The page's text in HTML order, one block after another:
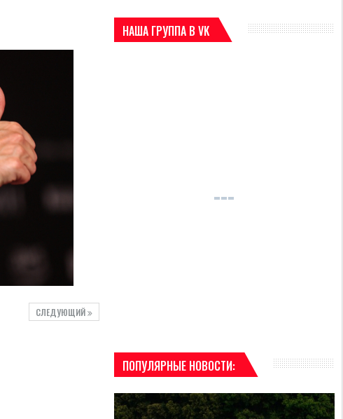
СЛЕДУЮЩИЙ
НАША ГРУППА В VK
ПОПУЛЯРНЫЕ НОВОСТИ: